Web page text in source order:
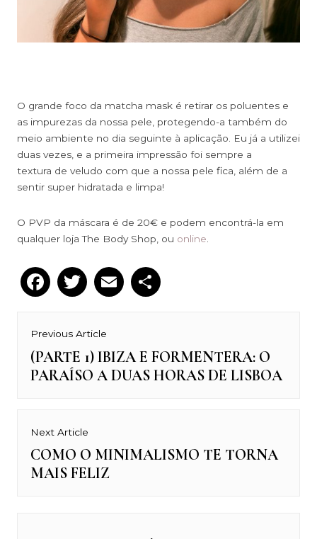
O grande foco da matcha mask é retirar os poluentes e
as impurezas da nossa pele, protegendo-a também do
meio ambiente no dia seguinte à aplicação. Eu já a utilizei
duas vezes, e a primeira impressão foi sempre a
textura de veludo com que a nossa pele fica, além de a
sentir super hidratada e limpa!
O PVP da máscara é de 20€ e podem encontrá-la em
qualquer loja The Body Shop, ou online.
Facebook
Twitter
Email
Navegação
de
artigos
Previous Article
Previous
post:
(PARTE 1) IBIZA E FORMENTERA: O
PARAÍSO A DUAS HORAS DE LISBOA
Next Article
Next
post:
COMO O MINIMALISMO TE TORNA
MAIS FELIZ